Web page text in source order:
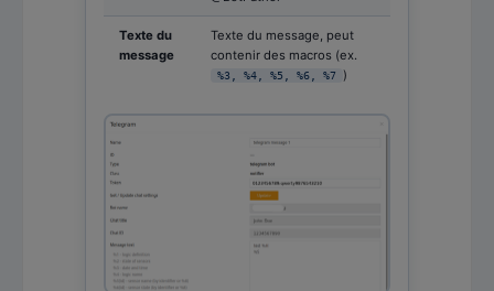
Texte du
message
Texte du message, peut
contenir des macros (ex.
%3, %4, %5, %6, %7 )